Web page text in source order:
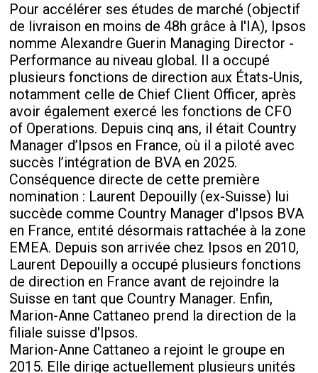
Pour accélérer ses études de marché (objectif
de livraison en moins de 48h grâce à l'IA), Ipsos
nomme Alexandre Guerin Managing Director -
Performance au niveau global. Il a occupé
plusieurs fonctions de direction aux États-Unis,
notamment celle de Chief Client Officer, après
avoir également exercé les fonctions de CFO
of Operations. Depuis cinq ans, il était Country
Manager d’Ipsos en France, où il a piloté avec
succès l’intégration de BVA en 2025.
Conséquence directe de cette première
nomination : Laurent Depouilly (ex-Suisse) lui
succède comme Country Manager d'Ipsos BVA
en France, entité désormais rattachée à la zone
EMEA. Depuis son arrivée chez Ipsos en 2010,
Laurent Depouilly a occupé plusieurs fonctions
de direction en France avant de rejoindre la
Suisse en tant que Country Manager. Enfin,
Marion-Anne Cattaneo prend la direction de la
filiale suisse d'Ipsos.
Marion-Anne Cattaneo a rejoint le groupe en
2015. Elle dirige actuellement plusieurs unités